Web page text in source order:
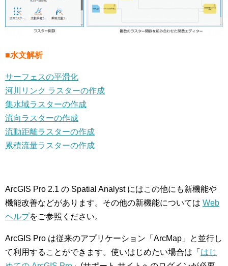
■水文解析
サーフェスの平滑化
河川リンク ラスターの作成
集水域ラスターの作成
流向ラスターの作成
流動距離ラスターの作成
累積流量ラスターの作成
ArcGIS Pro 2.1 の Spatial Analyst にはこの他にも新機能や
機能改善などがあります。その他の新機能については Web
ヘルプをご参照ください。
ArcGIS Pro は従来のアプリケーション「ArcMap」と並行し
て利用することができます。使いはじめたい場合は「 はじ